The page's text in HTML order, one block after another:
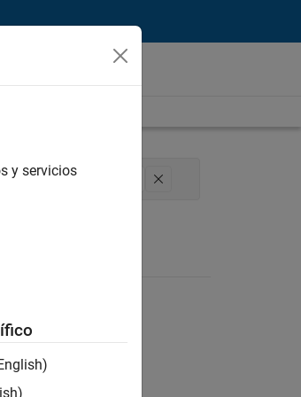
User Experience
en su zona.
y servicios